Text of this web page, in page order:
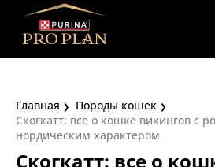
Главная
Породы кошек
Скогкатт: все о кошке викингов с
нордическим характером
Скогкатт: все о